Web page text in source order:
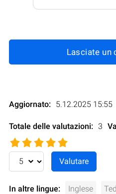
Lasciate un
Aggiornato: 5.12.2025 15:55
Totale delle valutazioni: 3
In altre lingue: Inglese